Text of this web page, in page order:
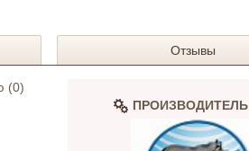
Отзывы
(0)
ПРОИЗВОДИТЕЛЬ